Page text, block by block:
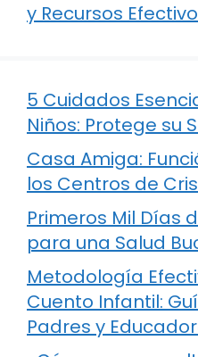
y Recursos
5 Cuidados
Niños: Protege su
Casa Amiga:
los Centros de
Primeros Mil Días
para una Salud
Metodología
Cuento Infantil:
Padres y